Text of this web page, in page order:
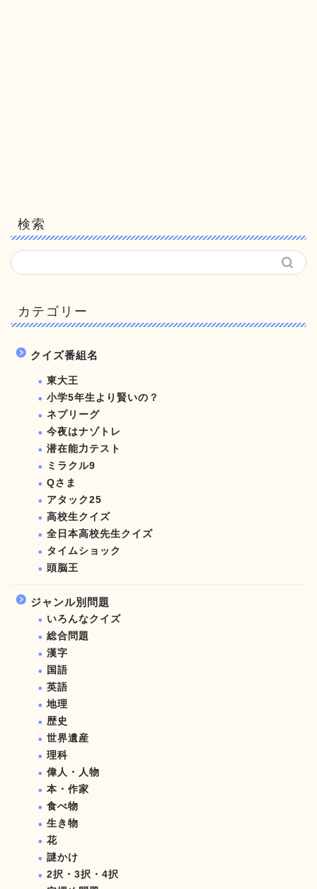
検索
カテゴリー
クイズ番組名
東大王
小学5年生より賢いの？
ネプリーグ
今夜はナゾトレ
潜在能力テスト
ミラクル9
Qさま
アタック25
高校生クイズ
全日本高校先生クイズ
タイムショック
頭脳王
ジャンル別問題
いろんなクイズ
総合問題
漢字
国語
英語
地理
歴史
世界遺産
理科
偉人・人物
本・作家
食べ物
生き物
花
謎かけ
2択・3択・4択